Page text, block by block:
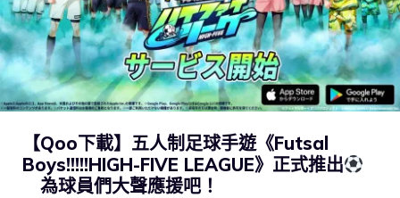
【Qoo下載】五人制足球手遊《Futsal
Boys!!!!!HIGH-FIVE LEAGUE》正式推出
為球員們大聲應援吧！